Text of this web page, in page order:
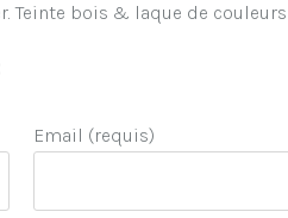
Teinte bois & laque de
Email (requis)